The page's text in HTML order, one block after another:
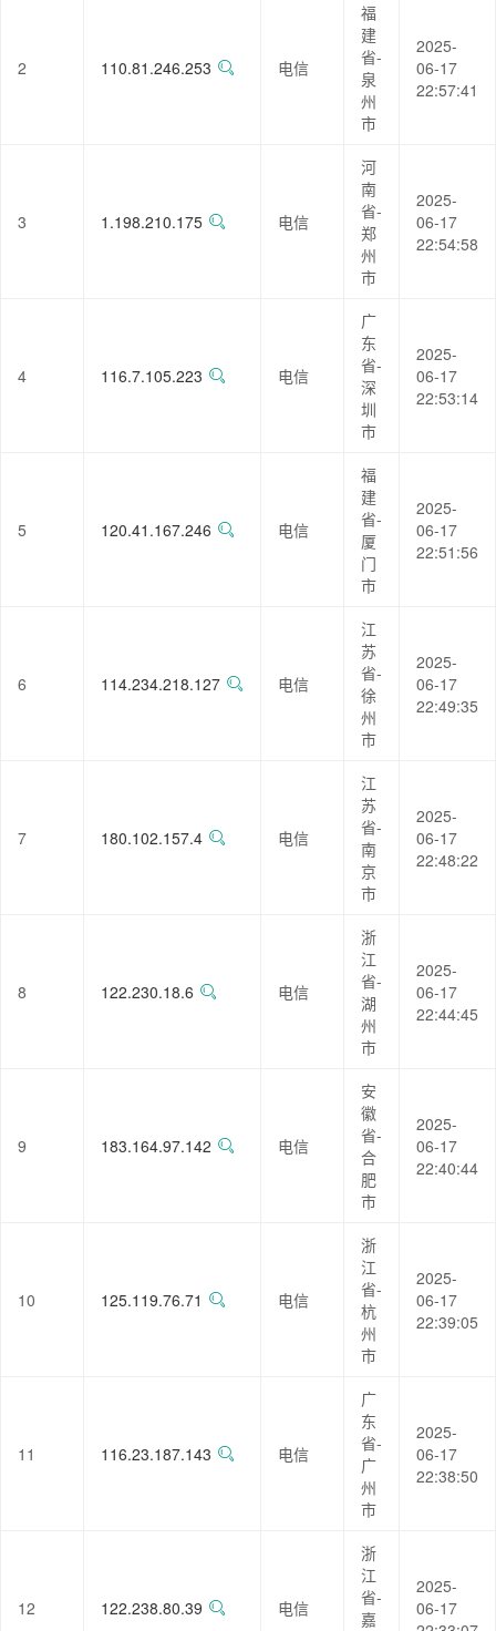
2 110.81.246.253 电信
福
建
省-
泉
州
市
2025-
06-17
22:57:41
3 1.198.210.175 电信
河
南
省-
郑
州
市
2025-
06-17
22:54:58
4 116.7.105.223 电信
广
东
省-
深
圳
市
2025-
06-17
22:53:14
5 120.41.167.246 电信
福
建
省-
厦
门
市
2025-
06-17
22:51:56
6 114.234.218.127 电信
江
苏
省-
徐
州
市
2025-
06-17
22:49:35
7 180.102.157.4 电信
江
苏
省-
南
京
市
2025-
06-17
22:48:22
8 122.230.18.6 电信
浙
江
省-
湖
州
市
2025-
06-17
22:44:45
9 183.164.97.142 电信
安
徽
省-
合
肥
市
2025-
06-17
22:40:44
10 125.119.76.71 电信
浙
江
省-
杭
州
市
2025-
06-17
22:39:05
11 116.23.187.143 电信
广
东
省-
广
州
市
2025-
06-17
22:38:50
12 122.238.80.39 电信
浙
江
省-
嘉
2025-
06-17